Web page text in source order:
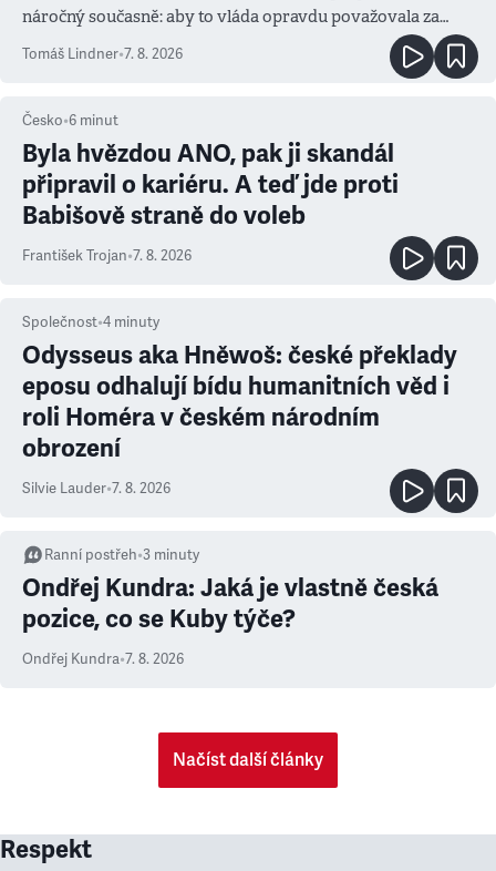
náročný současně: aby to vláda opravdu považovala za
prioritu
Tomáš Lindner•7. 8. 2026
Česko•6 minut
Byla hvězdou ANO, pak ji skandál
připravil o kariéru. A teď jde proti
Babišově straně do voleb
František Trojan•7. 8. 2026
Společnost•4 minuty
Odysseus aka Hněwoš: české překlady
eposu odhalují bídu humanitních věd i
roli Homéra v českém národním
obrození
Silvie Lauder•7. 8. 2026
Ranní postřeh•3 minuty
Ondřej Kundra: Jaká je vlastně česká
pozice, co se Kuby týče?
Ondřej Kundra•7. 8. 2026
Načíst další články
Respekt